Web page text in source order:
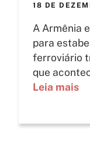
18 DE
A Armênia
para
ferroviário
que
Leia mais